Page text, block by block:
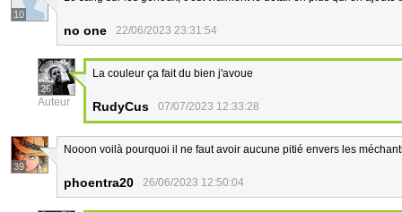
10
no one 22/06/2023 23:31:54
26
Auteur
La couleur ça fait du bien j'avoue
RudyCus 07/07/2023 12:33:28
39
Nooon voilà pourquoi il ne faut avoir aucune pitié envers les
phoentra20 26/06/2023 12:50:04